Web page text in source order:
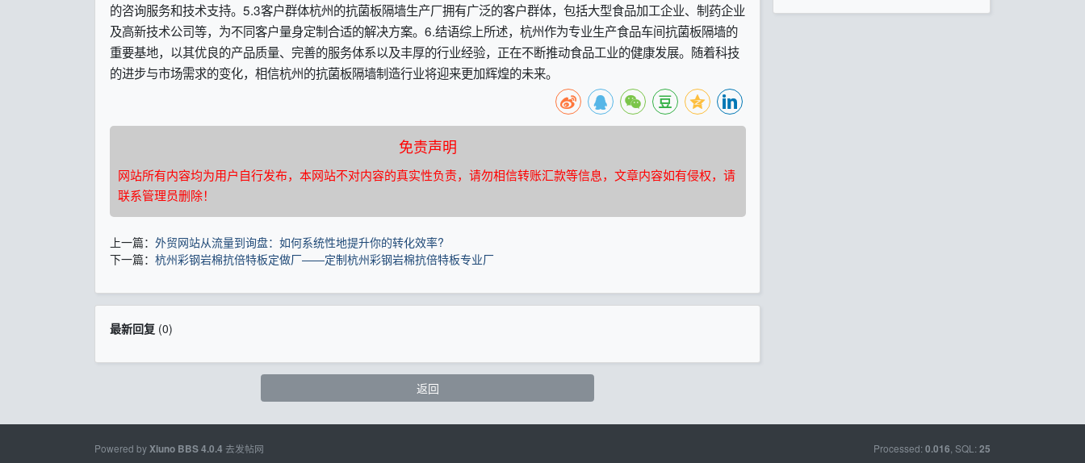
的咨询服务和技术支持。5.3客户群体杭州的抗菌板隔墙生产厂拥有广泛的客户群体，包括大型食品加工企业、制药企业
及高新技术公司等，为不同客户量身定制合适的解决方案。6.结语综上所述，杭州作为专业生产食品车间抗菌板隔墙的
重要基地，以其优良的产品质量、完善的服务体系以及丰厚的行业经验，正在不断推动食品工业的健康发展。随着科技
的进步与市场需求的变化，相信杭州的抗菌板隔墙制造行业将迎来更加辉煌的未来。
免责声明
网站所有内容均为用户自行发布，本网站不对内容的真实性负责，请勿相信转账汇款等信息，文章内容如有侵权，请
联系管理员删除！
上一篇： 外贸网站从流量到询盘：如何系统性地提升你的转化效率?
下一篇： 杭州彩钢岩棉抗倍特板定做厂——定制杭州彩钢岩棉抗倍特板专业厂
最新回复(0)
返回
Powered byXiuno BBS4.0.4 去发帖网 Processed: 0.016 , SQL: 25